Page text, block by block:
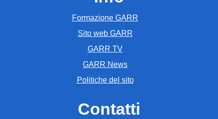
Formazione GARR
Sito web GARR
GARR TV
GARR News
Politiche del sito
Contatti